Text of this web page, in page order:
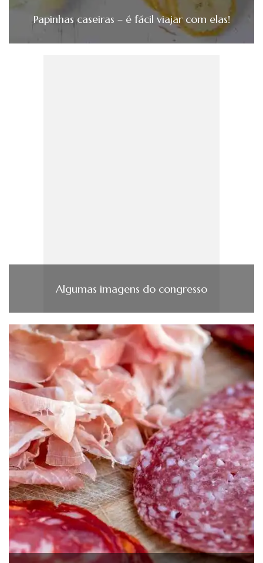
Papinhas caseiras – é fácil viajar com elas!
Algumas imagens do congresso